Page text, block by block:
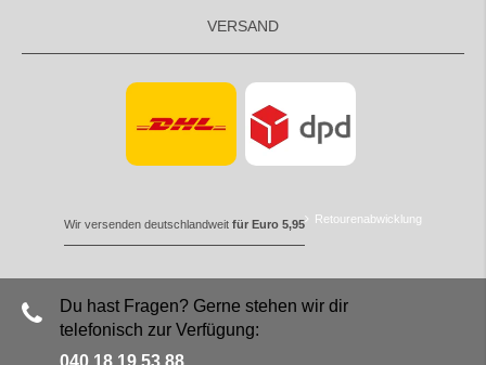
VERSAND
Wir versenden deutschlandweit für Euro 5,95 Retourenabwicklung
Du hast Fragen? Gerne stehen wir dir
telefonisch zur Verfügung:
040 18 19 53 88